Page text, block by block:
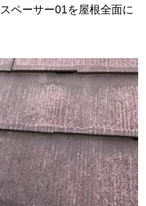
ペーサー01を屋根全面に